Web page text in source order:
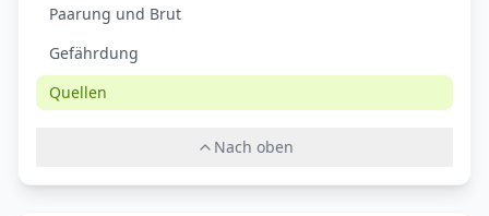
Paarung und Brut
Gefährdung
Quellen
Nach oben